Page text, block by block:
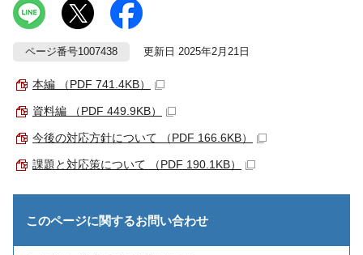
ページ番号1007438 更新日 2025年2月21日
本編 （PDF 741.4KB）
資料編 （PDF 449.9KB）
今後の対応方針について （PDF 166.6KB）
課題と対応策について （PDF 190.1KB）
このページに関するお問い合わせ